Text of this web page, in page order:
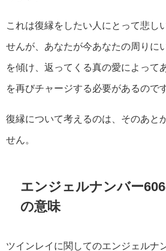
これは復縁をしたい人にとって悲し
せんが、あなたが今あなたの周りに
を傾け、返ってくる真の愛によって
を再びチャージする必要があるので
復縁について考えるのは、そのあと
せん。
エンジェルナンバー
の意味
ツインレイに関してのエンジェルナ